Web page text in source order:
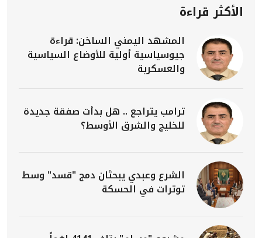
الأكثر قراءة
المشهد اليمني الساخن: قراءة
جيوسياسية أولية للأوضاع السياسية
والعسكرية
ترامب يتراجع .. هل بدأت صفقة جديدة
للخليج والشرق الأوسط؟
الشرع وعبدي يبحثان دمج "قسد" وسط
توترات في الحسكة